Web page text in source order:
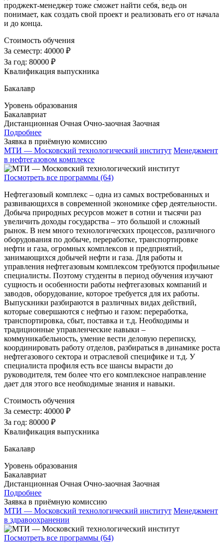
проджект-менеджер тоже сможет найти себя, ведь он
понимает, как создать свой проект и реализовать его от начала
и до конца.
Стоимость обучения
За семестр: 40000 ₽
За год: 80000 ₽
Квалификация выпускника
Бакалавр
Уровень образования
Бакалавриат
Дистанционная Очная Очно-заочная Заочная
Подробнее
Заявка в приёмную комиссию
МТИ — Московский технологический институт Менеджмент
в нефтегазовом комплексе
Посмотреть все программы (64)
Нефтегазовый комплекс – одна из самых востребованных и
развивающихся в современной экономике сфер деятельности.
Добыча природных ресурсов может в сотни и тысячи раз
увеличить доходы государства – это большой и сложный
рынок. В нем много технологических процессов, различного
оборудования по добыче, переработке, транспортировке
нефти и газа, огромных комплексов и предприятий,
занимающихся добычей нефти и газа. Для работы и
управления нефтегазовым комплексом требуются профильные
специалисты. Поэтому студенты в период обучения изучают
сущность и особенности работы нефтегазовых компаний и
заводов, оборудование, которое требуется для их работы.
Выпускники разбираются в различных видах действий,
которые совершаются с нефтью и газом: переработка,
транспортировка, сбыт, поставка и т.д. Необходимы и
традиционные управленческие навыки –
коммуникабельность, умение вести деловую переписку,
координировать работу отделов, разбираться в динамике роста
нефтегазового сектора и отраслевой специфике и т.д. У
специалиста профиля есть все шансы вырасти до
руководителя, тем более что его комплексное направление
дает для этого все необходимые знания и навыки.
Стоимость обучения
За семестр: 40000 ₽
За год: 80000 ₽
Квалификация выпускника
Бакалавр
Уровень образования
Бакалавриат
Дистанционная Очная Очно-заочная Заочная
Подробнее
Заявка в приёмную комиссию
МТИ — Московский технологический институт Менеджмент
в здравоохранении
Посмотреть все программы (64)